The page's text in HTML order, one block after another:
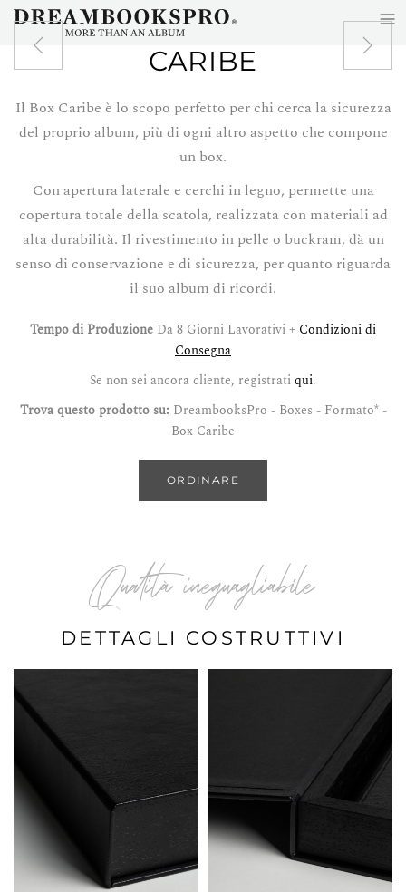
Skip to main contentCARIBE
Il Box Caribe è lo scopo perfetto per chi cerca la sicurezza
del proprio album, più di ogni altro aspetto che compone
un box.
Con apertura laterale e cerchi in legno, permette una
copertura totale della scatola, realizzata con materiali ad
alta durabilità. Il rivestimento in pelle o buckram, dà un
senso di conservazione e di sicurezza, per quanto riguarda
il suo album di ricordi.
Tempo di Produzione Da 8 Giorni Lavorativi + Condizioni di
Consegna
Se non sei ancora cliente, registratiqui.
Trova questo prodotto su: DreambooksPro - Boxes - Formato* -
Box Caribe
ORDINARE
Qualità ineguagliabile
DETTAGLI COSTRUTTIVI
≡